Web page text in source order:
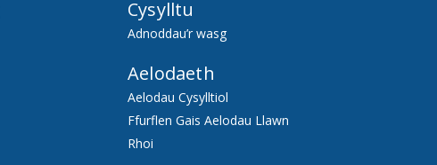
Cysylltu
Adnoddau’r wasg
Aelodaeth
Aelodau Cysylltiol
Ffurflen Gais Aelodau Llawn
Rhoi